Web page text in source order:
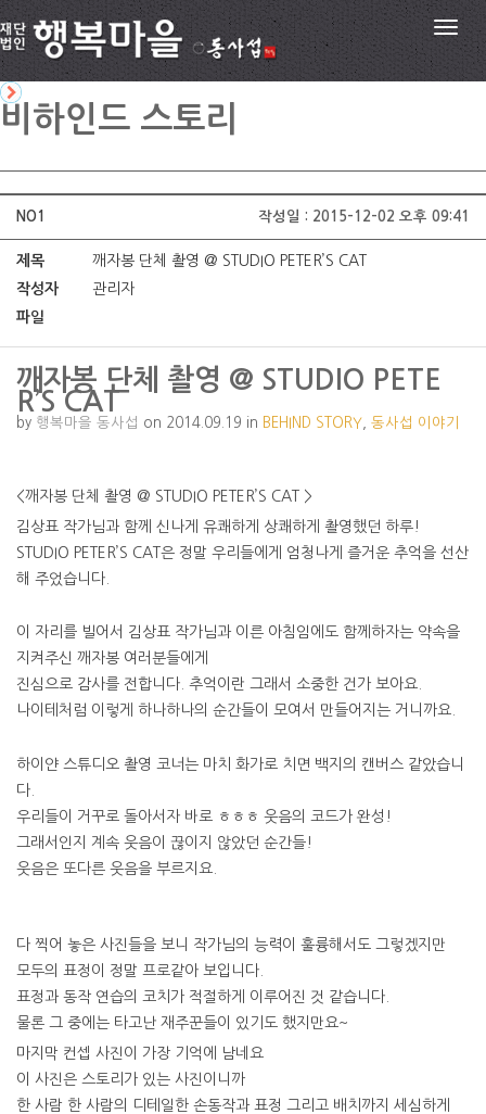
"
비하인드 스토리
NO1 작성일 : 2015-12-02 오후 09:41
제목
깨자봉 단체 촬영 @ STUDIO PETER’S CAT
작성자
관리자
파일
깨자봉 단체 촬영 @ STUDIO PETE
R’S CAT
by 행복마을 동사섭 on 2014.09.19 in BEHIND STORY 동사섭 이야기
<깨자봉 단체 촬영 @ STUDIO PETER’S CAT >
김상표 작가님과 함께 신나게 유쾌하게 상쾌하게 촬영했던 하루!
STUDIO PETER’S CAT은 정말 우리들에게 엄청나게 즐거운 추억을 선산
해 주었습니다.
이 자리를 빌어서 김상표 작가님과 이른 아침임에도 함께하자는 약속을
지켜주신 깨자봉 여러분들에게
진심으로 감사를 전합니다. 추억이란 그래서 소중한 건가 보아요.
나이테처럼 이렇게 하나하나의 순간들이 모여서 만들어지는 거니까요.
하이얀 스튜디오 촬영 코너는 마치 화가로 치면 백지의 캔버스 같았습니
다.
우리들이 거꾸로 돌아서자 바로 ㅎㅎㅎ 웃음의 코드가 완성!
그래서인지 계속 웃음이 끊이지 않았던 순간들!
웃음은 또다른 웃음을 부르지요.
다 찍어 놓은 사진들을 보니 작가님의 능력이 훌륭해서도 그렇겠지만
모두의 표정이 정말 프로같아 보입니다.
표정과 동작 연습의 코치가 적절하게 이루어진 것 같습니다.
물론 그 중에는 타고난 재주꾼들이 있기도 했지만요~
마지막 컨셉 사진이 가장 기억에 남네요
이 사진은 스토리가 있는 사진이니까
한 사람 한 사람의 디테일한 손동작과 표정 그리고 배치까지 세심하게